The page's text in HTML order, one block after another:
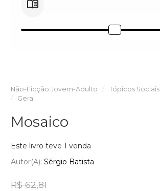
Não-Ficção Jovem-Adulto
Tópicos Sociais
Geral
Mosaico
Este livro teve 1 venda
Autor(a): Sérgio Batista
R$ 62,81